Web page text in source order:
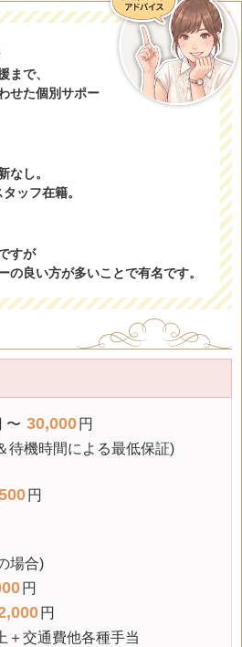
まで、
せた個別サポー
なし。
ッフ在籍。
すが
良い方が多いことで有名です。
〜 30,000 円
待機時間による最低保証)
円
場合)
円
円
＋交通費他各種手当